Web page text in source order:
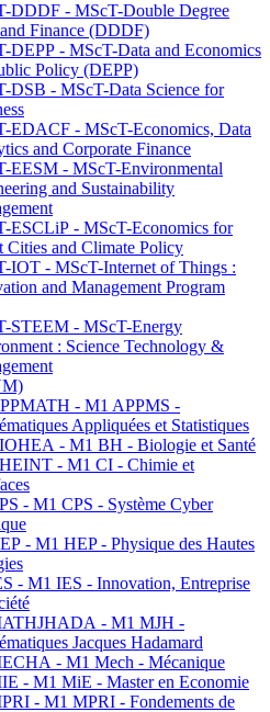
DDDF - MScT-Double Degree
Finance (DDDF)
DEPP - MScT-Data and Economics
Policy (DEPP)
DSB - MScT-Data Science for
EDACF - MScT-Economics, Data
and Corporate Finance
EESM - MScT-Environmental
and Sustainability
ESCLiP - MScT-Economics for
Cities and Climate Policy
IOT - MScT-Internet of Things :
and Management Program
STEEM - MScT-Energy
: Science Technology &
- M1 APPMS -
Appliquées et Statistiques
- M1 BH - Biologie et Santé
- M1 CI - Chimie et
- M1 CPS - Système Cyber
- M1 HEP - Physique des Hautes
- M1 IES - Innovation, Entreprise
- M1 MJH -
Jacques Hadamard
- M1 Mech - Mécanique
- M1 MiE - Master en Economie
- M1 MPRI - Fondements de